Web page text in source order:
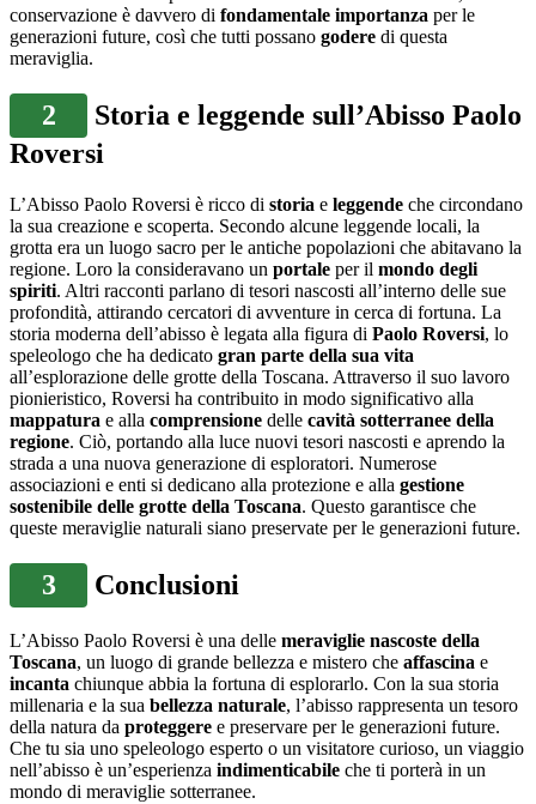
conservazione è davvero di fondamentale importanza per le
generazioni future, così che tutti possano godere di questa
meraviglia.
2
Storia e leggende sull’Abisso Paolo
Roversi
L’Abisso Paolo Roversi è ricco di storia e leggende che circondano
la sua creazione e scoperta. Secondo alcune leggende locali, la
grotta era un luogo sacro per le antiche popolazioni che abitavano la
regione. Loro la consideravano un portale per il mondo degli
spiriti. Altri racconti parlano di tesori nascosti all’interno delle sue
profondità, attirando cercatori di avventure in cerca di fortuna. La
storia moderna dell’abisso è legata alla figura di Paolo Roversi, lo
speleologo che ha dedicato gran parte della sua vita
all’esplorazione delle grotte della Toscana. Attraverso il suo lavoro
pionieristico, Roversi ha contribuito in modo significativo alla
mappatura e alla comprensione delle cavità sotterranee della
regione. Ciò, portando alla luce nuovi tesori nascosti e aprendo la
strada a una nuova generazione di esploratori. Numerose
associazioni e enti si dedicano alla protezione e alla gestione
sostenibile delle grotte della Toscana. Questo garantisce che
queste meraviglie naturali siano preservate per le generazioni future.
3 Conclusioni
L’Abisso Paolo Roversi è una delle meraviglie nascoste della
Toscana, un luogo di grande bellezza e mistero che affascina e
incanta chiunque abbia la fortuna di esplorarlo. Con la sua storia
millenaria e la sua bellezza naturale, l’abisso rappresenta un tesoro
della natura da proteggere e preservare per le generazioni future.
Che tu sia uno speleologo esperto o un visitatore curioso, un viaggio
nell’abisso è un’esperienza indimenticabile che ti porterà in un
mondo di meraviglie sotterranee.